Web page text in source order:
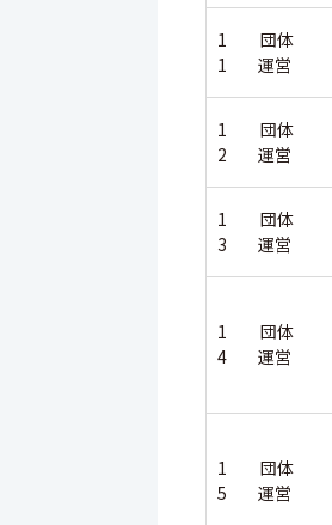
1
1
団体
運営
1
2
団体
運営
1
3
団体
運営
1
4
団体
運営
1
5
団体
運営